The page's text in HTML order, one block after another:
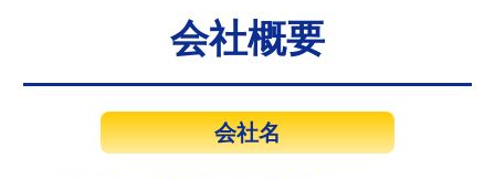
会社概要
会社名